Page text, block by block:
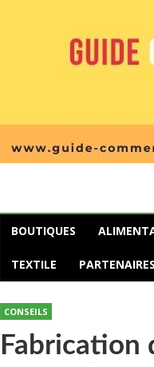
BOUTIQUES
TEXTILE PARTENAIRES
CONSEILS
Fabrication